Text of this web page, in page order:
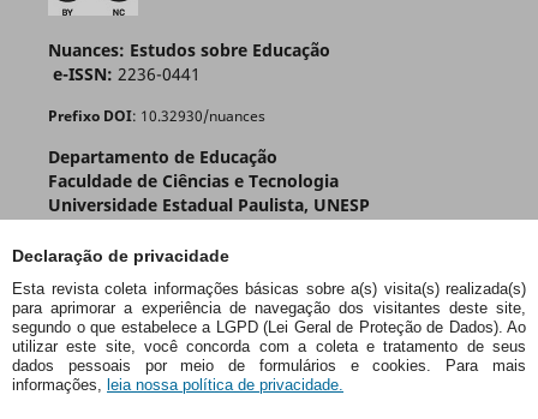
Declaração de privacidade
Esta revista coleta informações básicas sobre a(s) visita(s) realizada(s)
para aprimorar a experiência de navegação dos visitantes deste site,
segundo o que estabelece a LGPD (Lei Geral de Proteção de Dados). Ao
utilizar este site, você concorda com a coleta e tratamento de seus
dados pessoais por meio de formulários e cookies. Para mais
informações, leia nossa política de privacidade.
Nuances: Estudos sobre Educação
e-ISSN: 2236-0441
Prefixo DOI: 10.32930/nuances
Departamento de Educação
Faculdade de Ciências e Tecnologia
Universidade Estadual Paulista, UNESP
Pres. Prudente - SP - Brasil
CEP: 19060-900